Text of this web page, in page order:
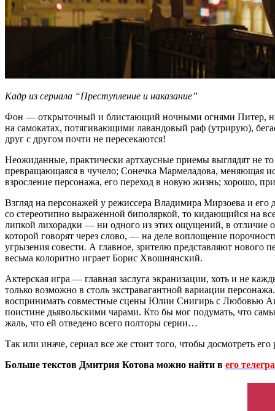
Кадр из сериала “Преступление и наказание”
Фон — открыточный и блистающий ночными огнями Питер,
на самокатах, потягивающими лавандовый раф (утрирую),
друг с другом почти не пересекаются!
Неожиданные, практически артхаусные приемы выглядят не
превращающаяся в чучело; Сонечка Мармеладова, меняющая
взросление персонажа, его переход в новую жизнь; хорошо,
Взгляд на персонажей у режиссера Владимира Мирзоева и
со стереотипно выраженной биполяркой, то кидающийся на
липкой лихорадки — ни одного из этих ощущений, в отличие
которой говорят через слово, — на деле воплощение
угрызения совести. А главное, зрителю представляют нового
весьма колоритно играет Борис Хвошнянский.
Актерская игра — главная заслуга экранизации, хоть и не
только возможно в столь экстравагантной вариации
воспринимать совместные сцены Юлии Снигирь с Любовью
поистине дьявольскими чарами. Кто бы мог подумать, что
жаль, что ей отведено всего полторы серии…
Так или иначе, сериал все же стоит того, чтобы досмотреть
Больше текстов Дмитрия Котова можно найти в его